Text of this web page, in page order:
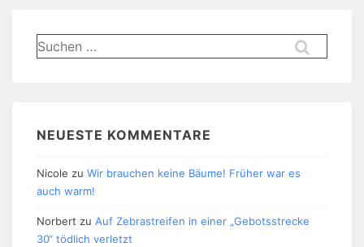
Suchen
nach:
NEUESTE KOMMENTARE
Nicole zu Wir brauchen keine Bäume! Früher war es
auch warm!
Norbert zu Auf Zebrastreifen in einer „Gebotsstrecke
30“ tödlich verletzt